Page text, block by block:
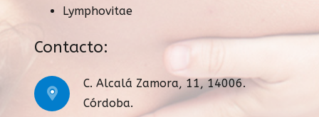
Lymphovitae
Contacto:
C. Alcalá Zamora, 11, 14006.
Córdoba.